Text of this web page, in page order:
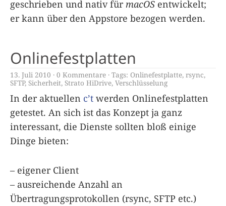
geschrieben und nativ für macOS entwickelt;
er kann über den Appstore bezogen werden.
Onlinefestplatten
13. Juli 2010 0 Kommentare Tags: Onlinefestplatte, rsync,
SFTP, Sicherheit, Strato HiDrive, Verschlüsselung
In der aktuellen c’t werden Onlinefestplatten
getestet. An sich ist das Konzept ja ganz
interessant, die Dienste sollten bloß einige
Dinge bieten:
– eigener Client
– ausreichende Anzahl an
Übertragungsprotokollen (rsync, SFTP etc.)